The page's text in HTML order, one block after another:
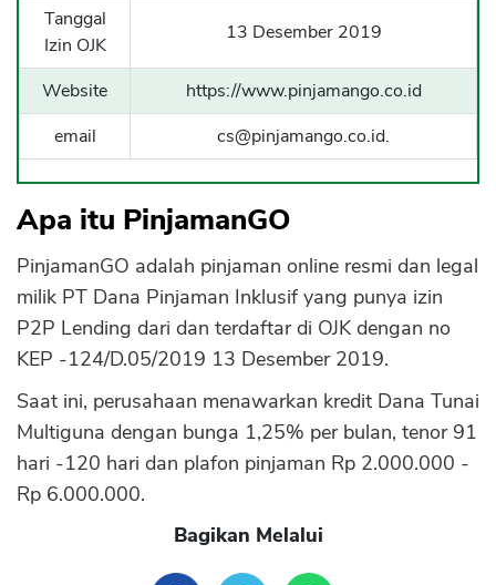
Asuransi Kesehatan
Asuransi Syariah
Tanggal
Izin OJK
13 Desember 2019
Website
https://www.pinjamango.co.id
email
cs@pinjamango.co.id.
Apa itu PinjamanGO
PinjamanGO adalah pinjaman online resmi dan legal
milik PT Dana Pinjaman Inklusif yang punya izin
P2P Lending dari dan terdaftar di OJK dengan no
KEP -124/D.05/2019 13 Desember 2019.
Saat ini, perusahaan menawarkan kredit Dana Tunai
Multiguna dengan bunga 1,25% per bulan, tenor 91
hari -120 hari dan plafon pinjaman Rp 2.000.000 -
Rp 6.000.000.
Bagikan Melalui